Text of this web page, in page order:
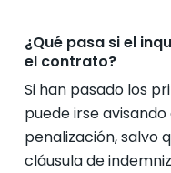
¿Qué pasa si el
el contrato?
Si han pasado los
puede irse
penalización, salvo
cláusula de